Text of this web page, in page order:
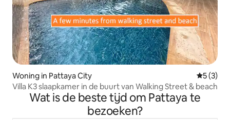
Woning in Pattaya City
5 (3)
Villa K3 slaapkamer in de buurt van Walking Street & beach
Wat is de beste tijd om Pattaya te
bezoeken?